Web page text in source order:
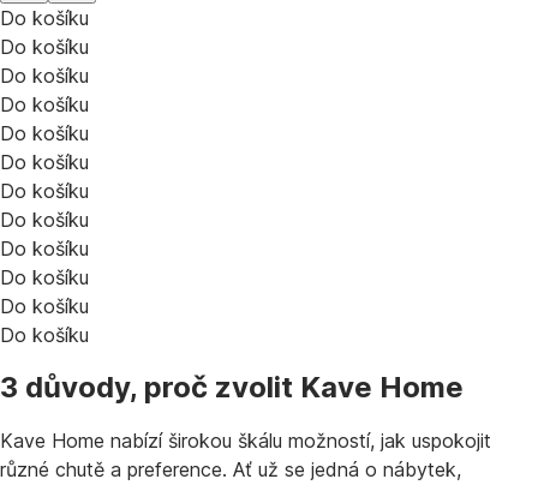
Do košíku
Do košíku
Do košíku
Do košíku
Do košíku
Do košíku
Do košíku
Do košíku
Do košíku
Do košíku
Do košíku
Do košíku
3 důvody, proč zvolit Kave Home
Kave Home nabízí širokou škálu možností, jak uspokojit
různé chutě a preference. Ať už se jedná o nábytek,